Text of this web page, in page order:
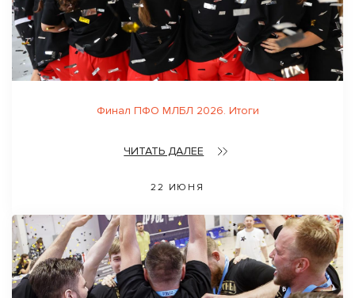
Финал ПФО МЛБЛ 2026. Итоги
ЧИТАТЬ ДАЛЕЕ
22 ИЮНЯ